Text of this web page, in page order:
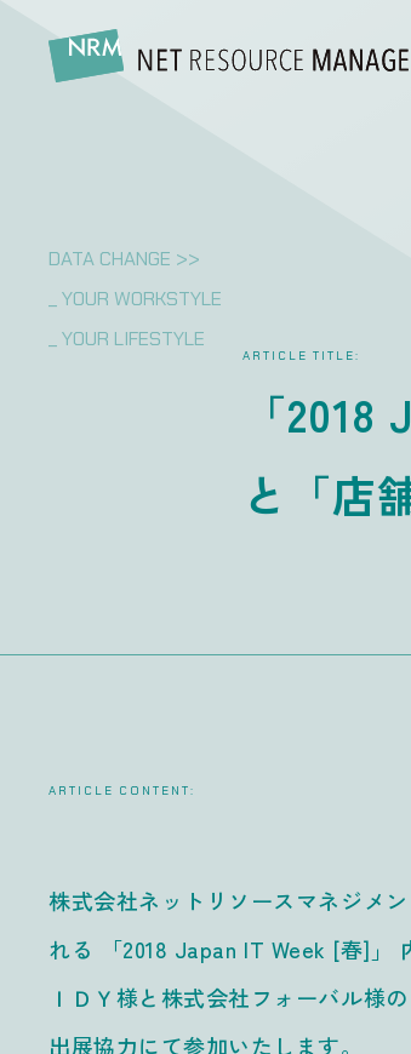
ARTICLE TITLE:
「
と「店
DATA CHANGE >>
_ YOUR WORKSTYLE
_ YOUR LIFESTYLE
ARTICLE CONTENT:
株式会社ネットリソースマネジメ
れる 「2018 Japan IT Week [春]」
ＩＤＹ様と株式会社フォーバル様
出展協力にて参加いたします。